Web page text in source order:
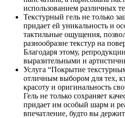
использованием различных
Текстурный гель не только
придает ей уникальность и
тактильные ощущения,
разнообразие текстур на
Благодаря этому,
выразительными и
Услуга “Покрытие
отличным выбором для тех,
красоту и оригинальность
Гель не только сохраняет
придает им особый шарм и
впечатление, будто вы